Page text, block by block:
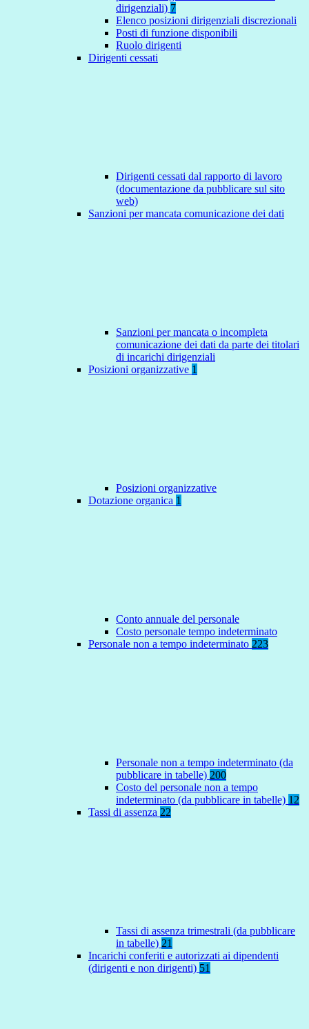
dirigenziali) 7
Elenco posizioni dirigenziali discrezionali
Posti di funzione disponibili
Ruolo dirigenti
Dirigenti cessati
Dirigenti cessati dal rapporto di lavoro
(documentazione da pubblicare sul sito
web)
Sanzioni per mancata comunicazione dei dati
Sanzioni per mancata o incompleta
comunicazione dei dati da parte dei titolari
di incarichi dirigenziali
Posizioni organizzative 1
Posizioni organizzative
Dotazione organica 1
Conto annuale del personale
Costo personale tempo indeterminato
Personale non a tempo indeterminato 223
Personale non a tempo indeterminato (da
pubblicare in tabelle) 200
Costo del personale non a tempo
indeterminato (da pubblicare in tabelle) 12
Tassi di assenza 22
Tassi di assenza trimestrali (da pubblicare
in tabelle) 21
Incarichi conferiti e autorizzati ai dipendenti
(dirigenti e non dirigenti) 51